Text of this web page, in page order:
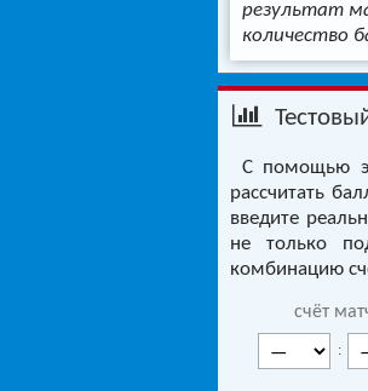
результат
количество
С помощью
рассчитать
введите
не только
комбинацию
счёт
: